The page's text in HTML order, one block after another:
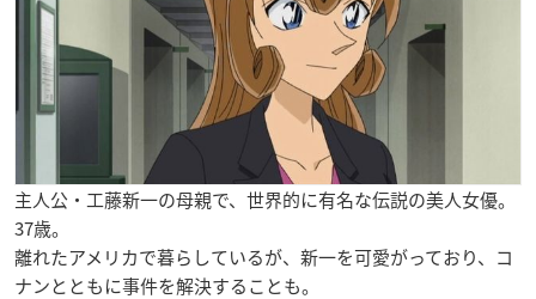
主人公・工藤新一の母親で、世界的に有名な伝説の美人女優。
37歳。
離れたアメリカで暮らしているが、新一を可愛がっており、コ
ナンとともに事件を解決することも。